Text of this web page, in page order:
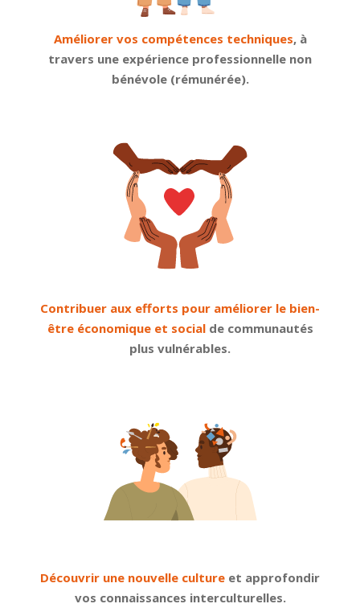
Améliorer vos compétences techniques, à
travers une expérience professionnelle non
bénévole (rémunérée).
Contribuer aux efforts pour améliorer le bien-
être économique et socialde communautés
plus vulnérables.
Découvrir une nouvelle culture et approfondir
vos connaissances interculturelles.